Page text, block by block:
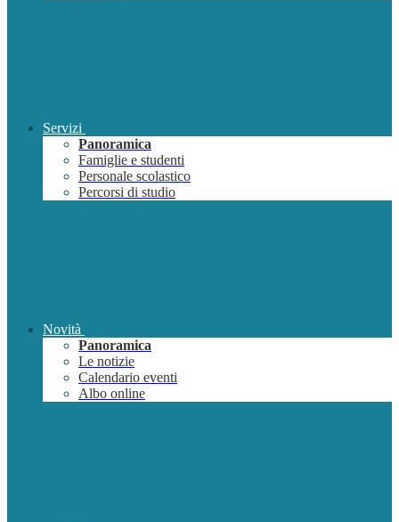
Servizi
Panoramica
Famiglie e studenti
Personale scolastico
Percorsi di studio
Novità
Panoramica
Le notizie
Calendario eventi
Albo online